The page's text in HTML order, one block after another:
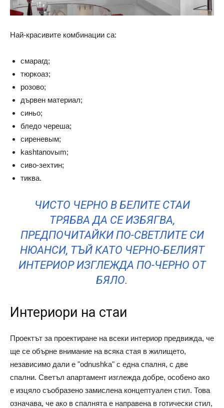
Най-красивите комбинации са:
смарагд;
тюркоаз;
розово;
дървен материал;
синьо;
бледо череша;
сиреневым;
kashtanovыm;
сиво-зехтин;
тиква.
ЧИСТО ЧЕРНО В БЕЛИТЕ СТАИ
ТРЯБВА ДА СЕ ИЗБЯГВА,
ПРЕДПОЧИТАЙКИ ПО-СВЕТЛИТЕ СИ
НЮАНСИ, ТЪЙ КАТО ЧЕРНО-БЕЛИЯТ
ИНТЕРИОР ИЗГЛЕЖДА ПО-ЧЕРНО ОТ
БЯЛО.
Интериори на стаи
Проектът за проектиране на всеки интериор предвижда, че
ще се обърне внимание на всяка стая в жилището,
независимо дали е "odnushka" с една спалня, с две
спални. Светъл апартамент изглежда добре, особено ако
е изцяло съобразено замислена концептуален стил. Това
означава, че ако в спалнята е направена в готически стил,